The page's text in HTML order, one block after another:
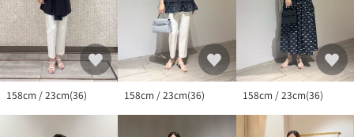
158cm / 23cm(36) 158cm / 23cm(36) 158cm / 23cm(36)